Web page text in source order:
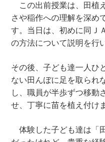
この出前授業は、田植
さや稲作への理解を深め
す。当日は、初めに同Ｊ
の方法について説明を行
その後、子ども達一人ひ
ない田んぼに足を取られ
し、職員が半歩ずつ移動
せ、丁寧に苗を植え付け
体験した子ども達は「